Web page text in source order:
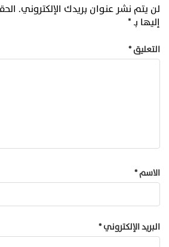
لن يتم نشر عنوان بريدك الإلكتروني.
إليها بـ*
التعليق*
الاسم*
البريد الإلكتروني*